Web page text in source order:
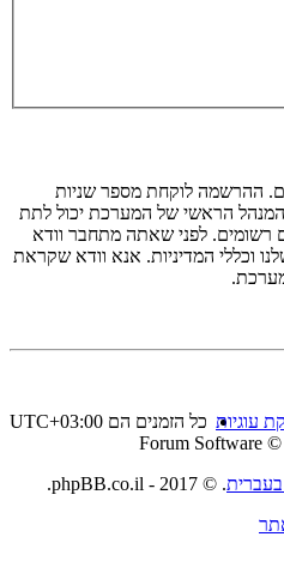
ההרשמה לוקחת מספר שניות
המנהל הראשי של המערכת יכול לתת
רשומים. לפני שאתה מתחבר וודא
וכללי המדיניות. אנא וודא שקראת
כל הזמנים הם UTC+03:00 עוגיות
. © 2017 - phpBB.co.il.